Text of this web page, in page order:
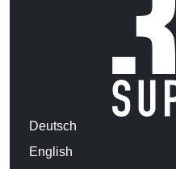
Deutsch
English